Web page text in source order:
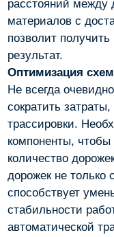
расстояний между
материалов с
позволит
результат.
Оптимизация
Не всегда
сократить
трассировки.
компоненты,
количество
дорожек не только
способствует
стабильности
автоматической